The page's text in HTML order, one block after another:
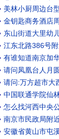
美林小厨周边台
金钥匙商务酒店
东山街道大里幼
江东北路386号
有谁知道南京加
请问凤凰台人月
请问:万方超市大
中国联通学院仙
怎么找河西中央
南京市民政局附
安徽省黄山市屯